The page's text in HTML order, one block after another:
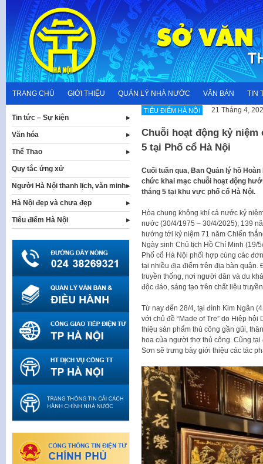
content
TRANG CHỦ GIỚI THIỆU QUẢN LÝ NHÀ NƯỚC VĂN BẢN TIN
TIÊU ĐIỂM HÀ NỘI 21 Tháng 4,
Chuỗi hoạt động kỷ
5 tại Phố cổ Hà Nội
Cuối tuần qua, Ban Quản lý hồ
chức khai mạc chuỗi hoạt động
tháng 5 tại khu vực phố cổ Hà Nội.
Hòa chung không khí cả nước kỷ
nước (30/4/1975 – 30/4/2025); 139
hướng tới kỷ niệm 71 năm Chiến
Ngày sinh Chủ tịch Hồ Chí Minh (19/
Phố cổ Hà Nội phối hợp cùng các
tại nhiều địa điểm trên địa bàn
truyền thống, nơi người dân và du
độc đáo, sáng tạo trên chất liệu
Từ nay đến 28/4, tại đình Kim Ngân
với chủ đề “Made of Tre” do Hiệp
thiệu sản phẩm thủ công gần gũi,
hoa của người thợ thủ công. Cũng
Sơn sẽ trưng bày giới thiệu các tác
Tin tức – Sự kiện
Văn hóa
Thể Thao
Quy tắc ứng xử
Người Hà Nội thanh lịch, văn minh
Hà Nội đẹp và chưa đẹp
Tiêu điểm Hà Nội